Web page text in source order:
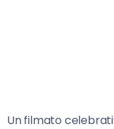
Un filmato